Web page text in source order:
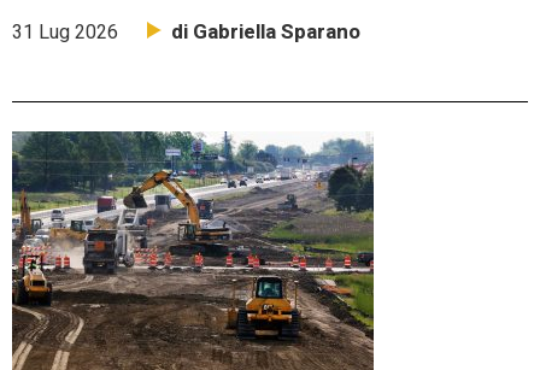
31 Lug 2026 di Gabriella Sparano